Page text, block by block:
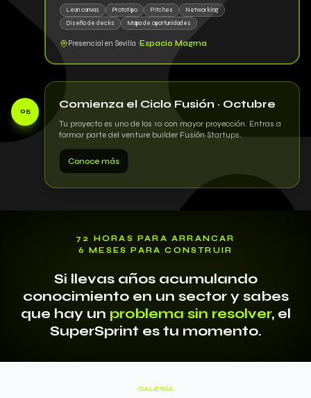
Lean canvas Prototipo Pitches
Networking
Diseño de decks
Mapa de oportunidades
Presencial en Sevilla ·Espacio Magma
Comienza el Ciclo Fusión · Octubre
Tu proyecto es uno de los 10 con mayor proyección. Entras a
formar parte del venture builder Fusión Startups.
Conoce más
05
72 HORAS PARA ARRANCAR
6 MESES PARA CONSTRUIR
Si llevas años acumulando
conocimiento en un sector y sabes
que hay un problema sin resolver, el
SuperSprint es tu momento.
GALERÍA